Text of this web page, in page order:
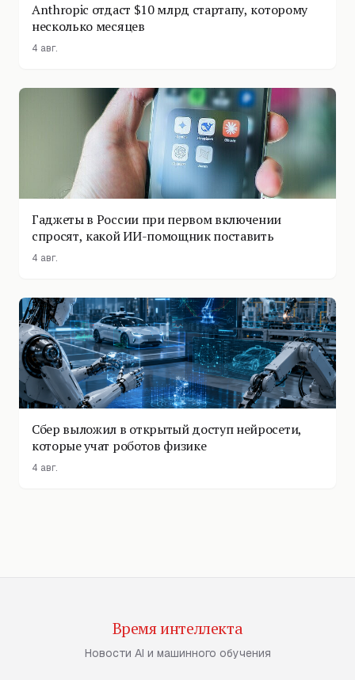
Anthropic отдаст $10 млрд стартапу, которому
несколько месяцев
4 авг.
Гаджеты в России при первом включении
спросят, какой ИИ-помощник поставить
4 авг.
Сбер выложил в открытый доступ нейросети,
которые учат роботов физике
4 авг.
Время интеллекта
Новости AI и машинного обучения